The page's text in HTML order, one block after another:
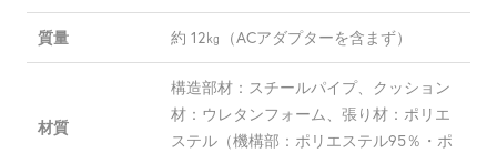
質量 約 12㎏（ACアダプターを含まず）
材質
構造部材：スチールパイプ、クッション
材：ウレタンフォーム、張り材：ポリエ
ステル（機構部：ポリエステル95％・ポ